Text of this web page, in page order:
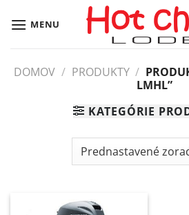
MENU
DOMOV / PRODUKTY /
LMHL”
KATEGÓRIE